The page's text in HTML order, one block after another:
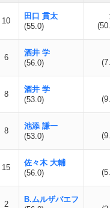
10
田口 貫太
(55.0)
6
酒井 学
(56.0)
8
酒井 学
(53.0)
8
池添 謙一
(53.0)
15
佐々木 大輔
(56.0)
2
B.ムルザバエフ